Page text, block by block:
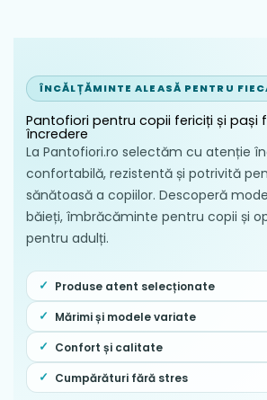
ÎNCĂLȚĂMINTE ALEASĂ PENTRU
Pantofiori pentru copii fericiți și pași
încredere
La Pantofiori.ro selectăm cu atenție
confortabilă, rezistentă și potrivită
sănătoasă a copiilor. Descoperă
băieți, îmbrăcăminte pentru copii și
pentru adulți.
Produse atent selecționate
Mărimi și modele variate
Confort și calitate
Cumpărături fără stres